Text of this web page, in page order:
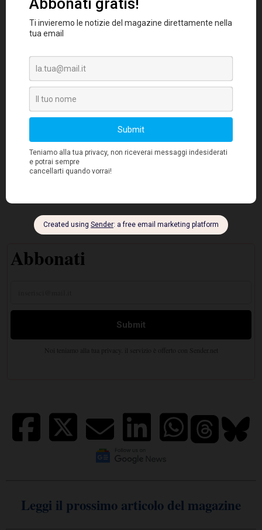
meno noto. Abbiamo chiesto al
Tenini - Docente a contratto presso
l'Università Bicocca di Milano,
Dipartimento statistica e metodi
quantitativi- economia - di spiegare cosa
sono gli ETF.
Si legge e si sente tanto parlare di
monete virtuali. Ma di cosa si tratta in realtà?
Per spiegarlo meglioabbiamo utilizzato un
video di IG in cui parla l'analista Filippo
A. Diodovich.
Leggi il prossimo articolo del magazine